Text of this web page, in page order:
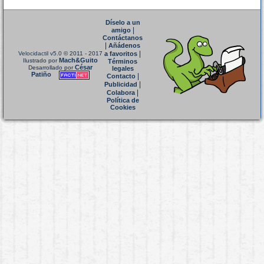
Velocidactil v5.0 © 2011 - 2017
Ilustrado porMach&Guito
Desarrollado porCésar
Patiño
Díselo a un
amigo|
Contáctanos
Añádenos
a favoritos
Términos
legales
Contacto|
Publicidad
Colabora|
Política de
Cookies